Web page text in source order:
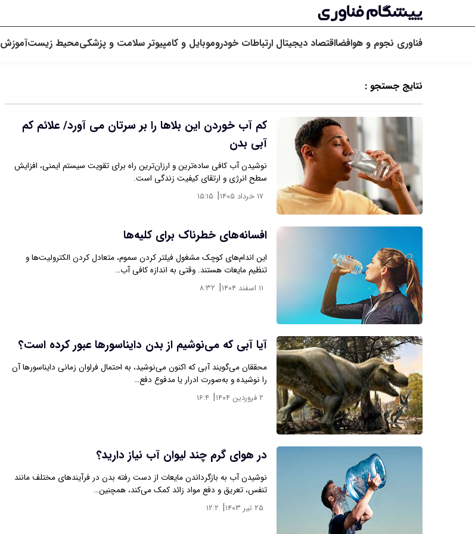
فناوری نجوم و هوافضااقتصاد دیجیتال ارتباطات خودروموبایل و کامپیوتر سلامت و پزشکیمحیط زیستآموزش
نتایج جستجو :
کم آب خوردن این بلاها را بر سرتان می آورد/ علائم کم
آبی بدن
نوشیدن آب کافی ساده‌ترین و ارزان‌ترین راه برای تقویت سیستم ایمنی، افزایش
سطح انرژی و ارتقای کیفیت زندگی است.
۱۷ خرداد ۱۴۰۵ | ۱۵:۱۵
افسانه‌های خطرناک برای کلیه‌ها
این اندام‌های کوچک مشغول فیلتر کردن سموم، متعادل کردن الکترولیت‌ها و
تنظیم مایعات هستند. وقتی به اندازه کافی آب…
۱۱ اسفند ۱۴۰۴ | ۸:۳۲
آیا آبی که می‌نوشیم از بدن دایناسورها عبور کرده است؟
محققان می‌گویند آبی که اکنون می‌نوشید، به احتمال فراوان زمانی دایناسورها آن
را نوشیده و به‌صورت ادرار یا مدفوع دفع…
۲ فروردین ۱۴۰۴ | ۱۶:۴
در هوای گرم چند لیوان آب نیاز دارید؟
نوشیدن آب به بازگرداندن مایعات از دست رفته بدن در فرآیندهای مختلف مانند
تنفس، تعریق و دفع مواد زائد کمک می‌کند، همچنین…
۲۵ تیر ۱۴۰۳ | ۱۲:۲